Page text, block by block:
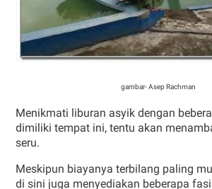
gambar- Asep Rachman
Menikmati liburan asyik dengan
dimiliki tempat ini, tentu akan
seru.
Meskipun biayanya terbilang paling
di sini juga menyediakan beberapa